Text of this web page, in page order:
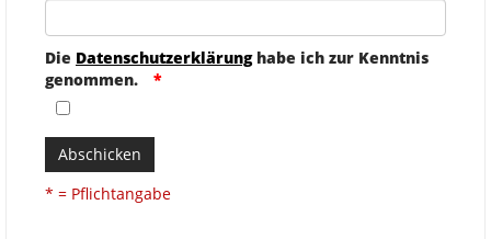
Die Datenschutzerklärunghabe ich zur Kenntnis
genommen.
Abschicken
* = Pflichtangabe